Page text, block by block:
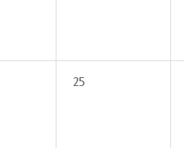
25